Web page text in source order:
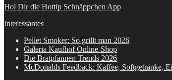
Hol Dir die Hottip Schnäppchen App
Interessantes
Pellet Smoker: So grillt man 2026
Galeria Kaufhof Online-Shop
Die Bratpfannen Trends 2026
McDonalds Feedback: Kaffee, Softgetränke,